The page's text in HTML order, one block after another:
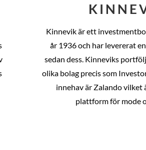
Kinnevik är ett
år 1936 och har levererat
sedan dess. Kinneviks
olika bolag precis som
innehav är Zalando vilket
plattform för mode